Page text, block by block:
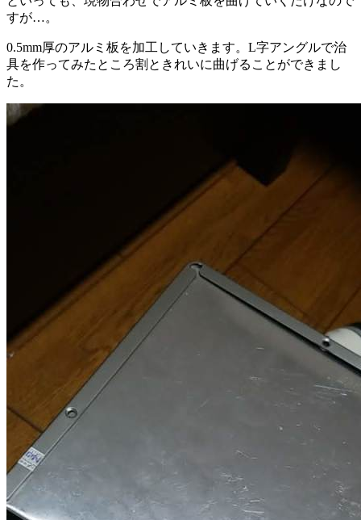
すが…。
0.5mm厚のアルミ板を加工していきます。L字アングルで治
具を作ってみたところ割ときれいに曲げることができまし
た。